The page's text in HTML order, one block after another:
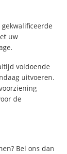
uw
voldoende
uitvoeren.
de
Bel ons dan